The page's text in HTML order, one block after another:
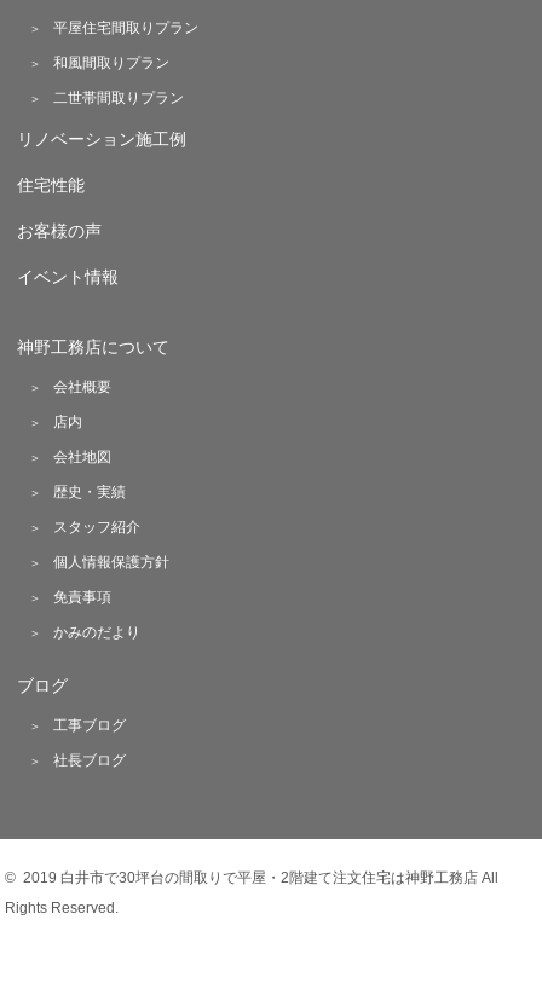
平屋住宅間取りプラン
和風間取りプラン
二世帯間取りプラン
リノベーション施工例
住宅性能
お客様の声
イベント情報
神野工務店について
会社概要
店内
会社地図
歴史・実績
スタッフ紹介
個人情報保護方針
免責事項
かみのだより
ブログ
工事ブログ
社長ブログ
© 2019 白井市で30坪台の間取りで平屋・2階建て注文住宅は神野工務店 All
Rights Reserved.